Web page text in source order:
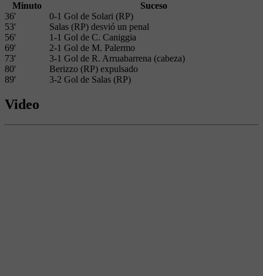
Minuto
Suceso
36'
0-1 Gol de Solari (RP)
53'
Salas (RP) desvió un penal
56'
1-1 Gol de C. Caniggia
69'
2-1 Gol de M. Palermo
73'
3-1 Gol de R. Arruabarrena (cabeza)
80'
Berizzo (RP) expulsado
89'
3-2 Gol de Salas (RP)
Video